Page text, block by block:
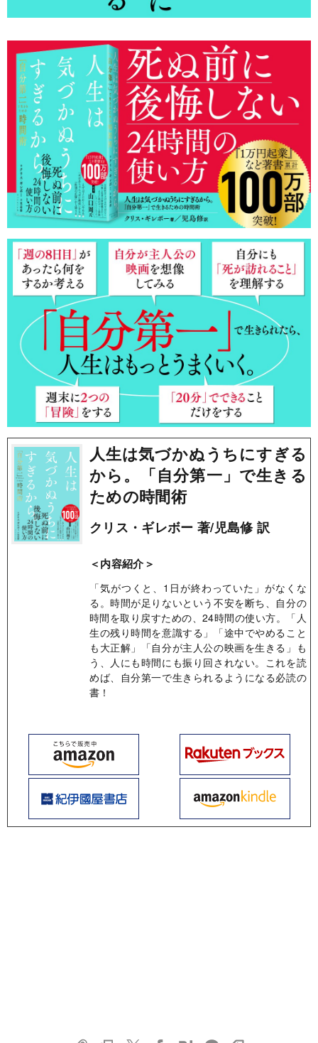
人生は気づかぬうちにすぎる
から。「自分第一」で生きる
ための時間術
クリス・ギレボー 著/児島修 訳
＜内容紹介＞
「気がつくと、1日が終わっていた」がなくな
る。時間が足りないという不安を断ち、自分の
時間を取り戻すための、24時間の使い方。「人
生の残り時間を意識する」「途中でやめること
も大正解」「自分が主人公の映画を生きる」も
う、人にも時間にも振り回されない。これを読
めば、自分第一で生きられるようになる必読の
書！